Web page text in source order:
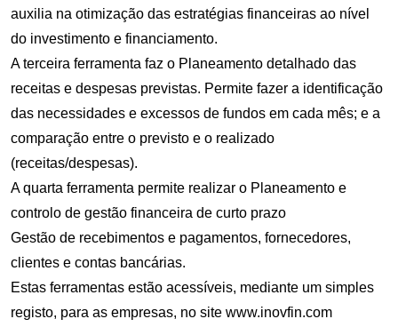
auxilia na otimização das estratégias financeiras ao nível
do investimento e financiamento.
A terceira ferramenta faz o Planeamento detalhado das
receitas e despesas previstas. Permite fazer a identificação
das necessidades e excessos de fundos em cada mês; e a
comparação entre o previsto e o realizado
(receitas/despesas).
A quarta ferramenta permite realizar o Planeamento e
controlo de gestão financeira de curto prazo
Gestão de recebimentos e pagamentos, fornecedores,
clientes e contas bancárias.
Estas ferramentas estão acessíveis, mediante um simples
registo, para as empresas, no site www.inovfin.com